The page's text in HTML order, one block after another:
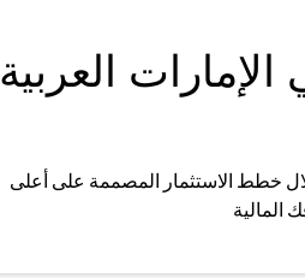
العربية
خطط الاستثمار المصممة على أعلى
المالية